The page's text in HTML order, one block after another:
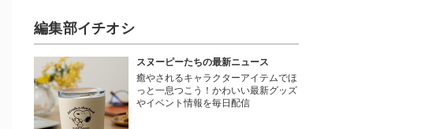
編集部イチオシ
スヌーピーたちの最新ニュース
癒やされるキャラクターアイテムでほ
っと一息つこう！かわいい最新グッズ
やイベント情報を毎日配信